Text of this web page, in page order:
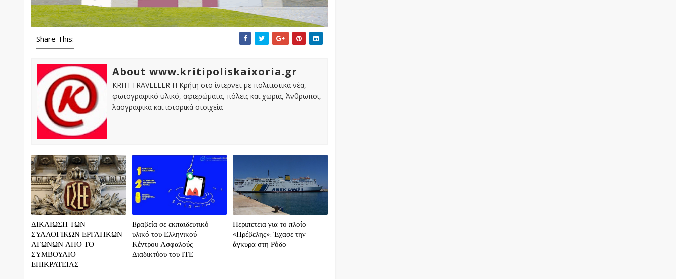
Share This:
About www.kritipoliskaixoria.gr
KRITI TRAVELLER Η Κρήτη στο ίντερνετ με πολιτιστικά νέα,
φωτογραφικό υλικό, αφιερώματα, πόλεις και χωριά, Άνθρωποι,
λαογραφικά και ιστορικά στοιχεία
ΔΙΚΑΙΩΣΗ ΤΩΝ
ΣΥΛΛΟΓΙΚΩΝ ΕΡΓΑΤΙΚΩΝ
ΑΓΩΝΩΝ ΑΠΟ ΤΟ
ΣΥΜΒΟΥΛΙΟ
ΕΠΙΚΡΑΤΕΙΑΣ
Bραβεία σε εκπαιδευτικό
υλικό του Ελληνικού
Κέντρου Ασφαλούς
Διαδικτύου του ΙΤΕ
Περιπετεια για το πλοίο
«Πρέβελης»: Έχασε την
άγκυρα στη Ρόδο